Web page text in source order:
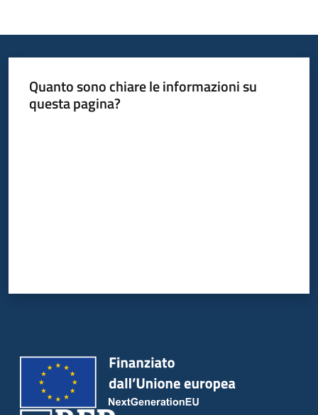
Dati
del
territorio
Quanto sono chiare le informazioni su
questa pagina?